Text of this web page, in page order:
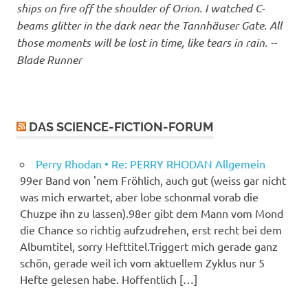
ships on fire off the shoulder of Orion. I watched C-
beams glitter in the dark near the Tannhäuser Gate. All
those moments will be lost in time, like tears in rain. --
Blade Runner
DAS SCIENCE-FICTION-FORUM
Perry Rhodan • Re: PERRY RHODAN Allgemein
99er Band von 'nem Fröhlich, auch gut (weiss gar nicht
was mich erwartet, aber lobe schonmal vorab die
Chuzpe ihn zu lassen).98er gibt dem Mann vom Mond
die Chance so richtig aufzudrehen, erst recht bei dem
Albumtitel, sorry Hefttitel.Triggert mich gerade ganz
schön, gerade weil ich vom aktuellem Zyklus nur 5
Hefte gelesen habe. Hoffentlich […]